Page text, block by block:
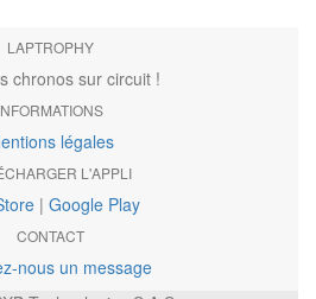
LAPTROPHY
chronos sur circuit !
légales
L'APPLI
| Google Play
CONTACT
nous un message